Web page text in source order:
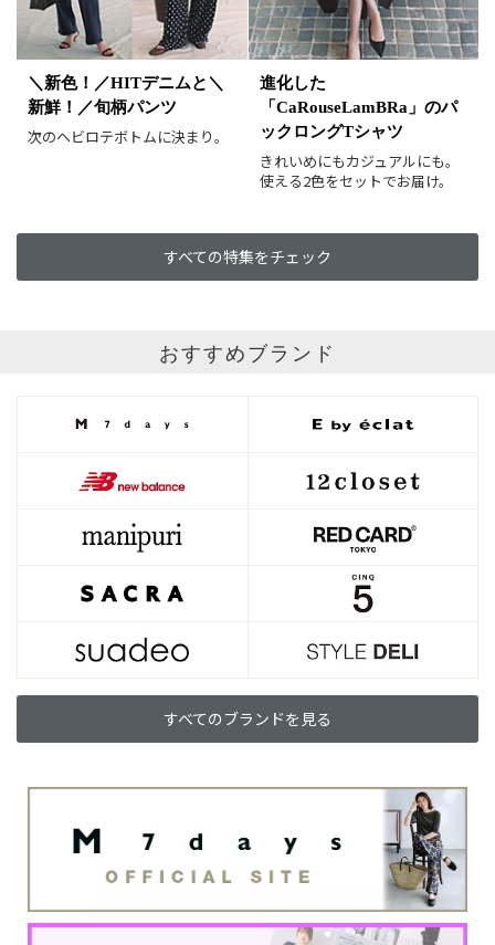
パープル
グリーン
ブルー
ゴールド
シルバー マルチ
＼新色！／HITデニムと＼
新鮮！／旬柄パンツ
次のヘビロテボトムに決まり。
進化した
「CaRouseLamBRa」のパ
ックロングTシャツ
きれいめにもカジュアルにも。
使える2色をセットでお届け。
すべての特集をチェック
おすすめブランド
すべてのブランドを見る